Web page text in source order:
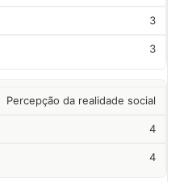
3
3
Percepção da realidade social
4
4